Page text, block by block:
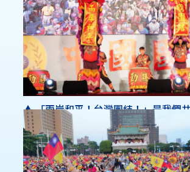
▲ 「兩岸和平！台灣團結！」是我們
望。